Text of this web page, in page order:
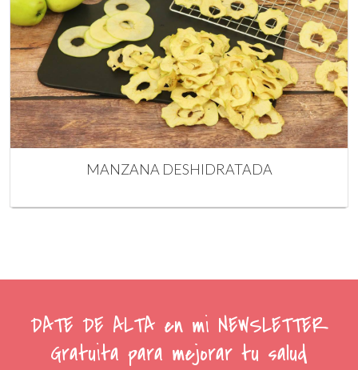
MANZANA DESHIDRATADA
DATE DE ALTA en mi NEWSLETTER
Gratuita para mejorar tu salud